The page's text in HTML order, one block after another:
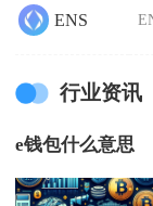
ENS
行业资讯
e钱包什么意思